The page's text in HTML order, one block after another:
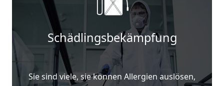
Schädlingsbekämpfung
Sie sind viele, sie können Allergien auslösen,